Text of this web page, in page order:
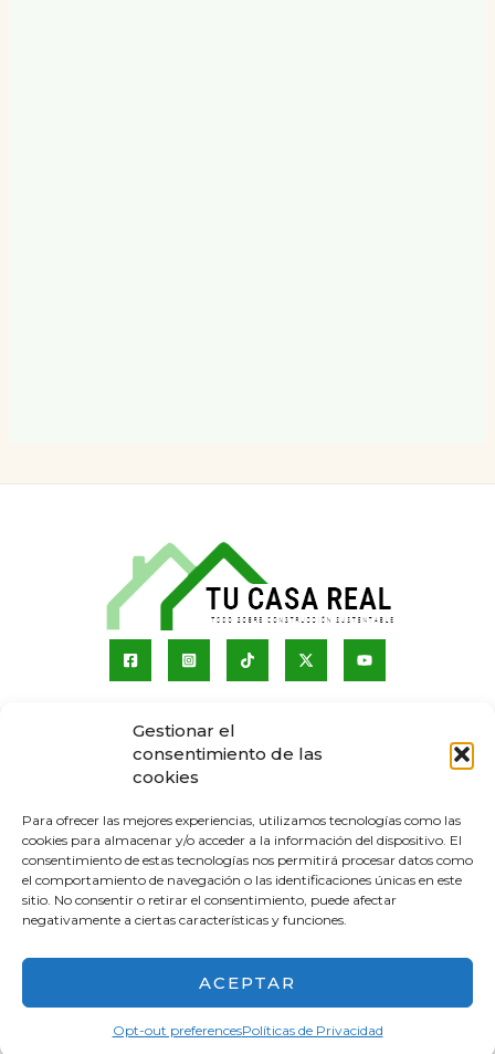
Gestionar el
consentimiento de las
cookies
Para ofrecer las mejores experiencias, utilizamos tecnologías como las
cookies para almacenar y/o acceder a la información del dispositivo. El
consentimiento de estas tecnologías nos permitirá procesar datos como
el comportamiento de navegación o las identificaciones únicas en este
sitio. No consentir o retirar el consentimiento, puede afectar
negativamente a ciertas características y funciones.
ACEPTAR
Opt-out preferencesPolíticas de Privacidad
Sobre nosotros
Quienes somos
Contacto
Copyright © 2026 Tu Casa Real Powered by Tu Casa